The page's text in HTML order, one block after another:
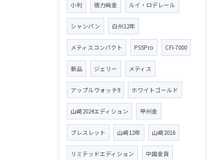
小判 徳力純金 ルイ・ロデレール
シャンパン 白州12年
メティスコンパクト PS5Pro CFI-7000
新品 ジェリー メティス
アップルウォッチ9 ホワイトゴールド
山崎2024エディション 甲州金
ブレスレット 山崎12年 山崎2016
リミテッドエディション 中国金貨